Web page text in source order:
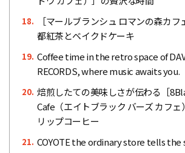
18.
［マールブランシュ ロマンの森カ
都紅茶とベイクドケーキ
19. Coffee time in the retro space of
RECORDS, where music awaits you.
20. 焙煎したての美味しさが伝わる［
Cafe（エイトブラック バーズ カフ
リップコーヒー
21. COYOTE the ordinary store tells